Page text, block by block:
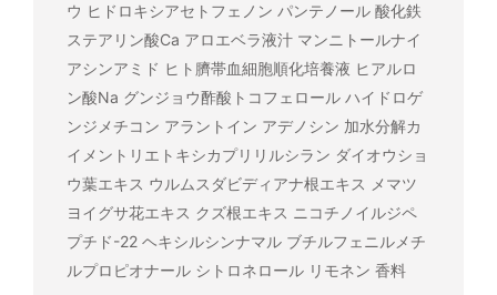
ウ ヒドロキシアセトフェノン パンテノール 酸化鉄
ステアリン酸Ca アロエベラ液汁 マンニトールナイ
アシンアミド ヒト臍帯血細胞順化培養液 ヒアルロ
ン酸Na グンジョウ酢酸トコフェロール ハイドロゲ
ンジメチコン アラントイン アデノシン 加水分解カ
イメントリエトキシカプリリルシラン ダイオウショ
ウ葉エキス ウルムスダビディアナ根エキス メマツ
ヨイグサ花エキス クズ根エキス ニコチノイルジペ
プチド-22 ヘキシルシンナマル ブチルフェニルメチ
ルプロピオナール シトロネロール リモネン 香料